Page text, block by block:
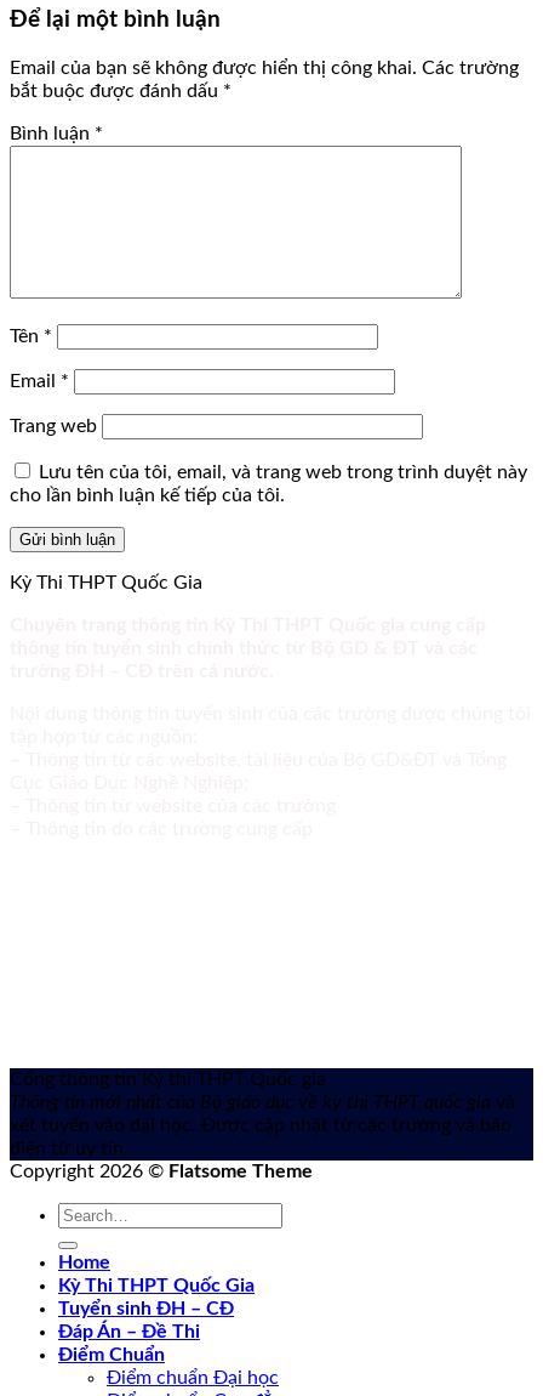
Để lại một bình luận
Email của bạn sẽ không được hiển thị công khai. Các trường
bắt buộc được đánh dấu *
Bình luận *
Tên *
Email *
Trang web
Lưu tên của tôi, email, và trang web trong trình duyệt này
cho lần bình luận kế tiếp của tôi.
Kỳ Thi THPT Quốc Gia
Cổng thông tin Kỳ thi THPT Quốc gia
Thông tin mới nhất của Bộ giáo dục về kỳ thi THPT quốc gia và
xét tuyển vào đại học. Được cập nhật từ các trường và báo
điện tử uy tín.
Copyright 2026 © Flatsome Theme
Home
Kỳ Thi THPT Quốc Gia
Tuyển sinh ĐH – CĐ
Đáp Án – Đề Thi
Điểm Chuẩn
Điểm chuẩn Đại học